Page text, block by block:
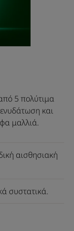
5 πολύτιμα
και
μαλλιά.
αισθησιακή
συστατικά.